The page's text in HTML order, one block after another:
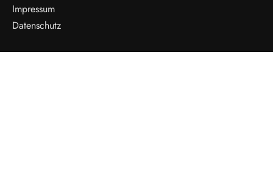
Impressum
Datenschutz